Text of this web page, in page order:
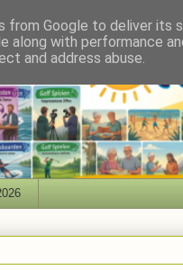
from Google to deliver its
along with performance
and address abuse.